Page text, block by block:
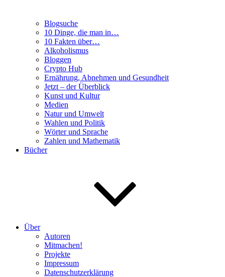
Blogsuche
10 Dinge, die man in…
10 Fakten über…
Alkoholismus
Bloggen
Crypto Hub
Ernährung, Abnehmen und Gesundheit
Jetzt – der Überblick
Kunst und Kultur
Medien
Natur und Umwelt
Wahlen und Politik
Wörter und Sprache
Zahlen und Mathematik
Bücher
Über
Autoren
Mitmachen!
Projekte
Impressum
Datenschutzerklärung